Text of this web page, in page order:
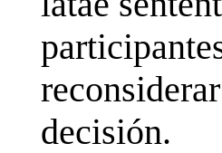
decisión.